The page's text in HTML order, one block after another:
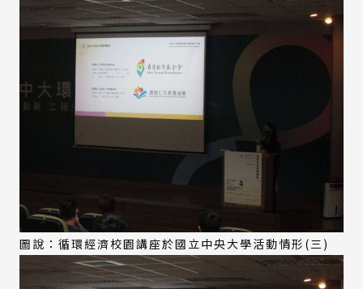
圖說：循環經濟校園講座於國立中央大學活動情形(三)